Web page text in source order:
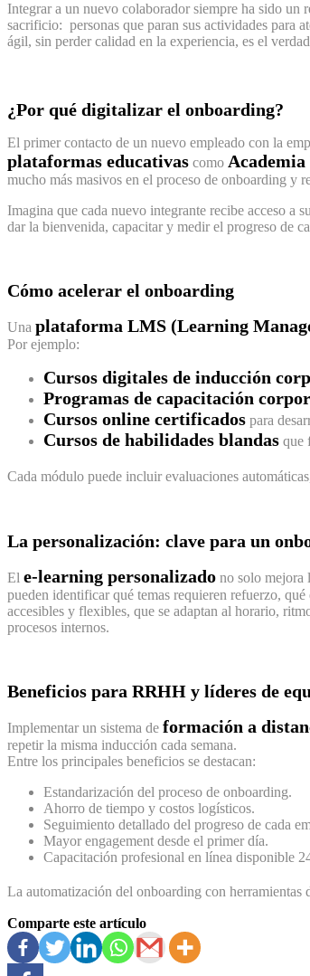
Integrar a un nuevo colaborador siempre ha sido un
sacrificio: personas que paran sus actividades para
ágil, sin perder calidad en la experiencia, es el
¿Por qué digitalizar el onboarding?
El primer contacto de un nuevo empleado con la
plataformas educativas como
mucho más masivos en el proceso de onboarding y
Imagina que cada nuevo integrante recibe acceso a
dar la bienvenida, capacitar y medir el progreso de
Cómo acelerar el onboarding
Una plataforma LMS (Learning
Por ejemplo:
Cursos digitales de inducción
Programas de capacitación
Cursos online certificados para
Cursos de habilidades blandas que
Cada módulo puede incluir evaluaciones
La personalización: clave para un
El e-learning personalizado no solo mejora
pueden identificar qué temas requieren refuerzo,
accesibles y flexibles, que se adaptan al horario,
procesos internos.
Beneficios para RRHH y líderes de
Implementar un sistema de formación a
repetir la misma inducción cada semana.
Entre los principales beneficios se destacan:
Estandarización del proceso de onboarding.
Ahorro de tiempo y costos logísticos.
Seguimiento detallado del progreso de cada
Mayor engagement desde el primer día.
Capacitación profesional en línea disponible
La automatización del onboarding con herramientas
Comparte este artículo